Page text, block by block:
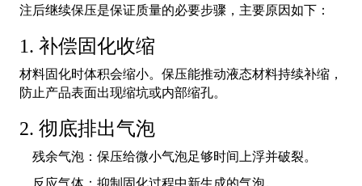
注后继续保压是保证质量的必要步骤，主要原因如下：
1. 补偿固化收缩
材料固化时体积会缩小。保压能推动液态材料持续补缩，
防止产品表面出现缩坑或内部缩孔。
2. 彻底排出气泡
残余气泡：保压给微小气泡足够时间上浮并破裂。